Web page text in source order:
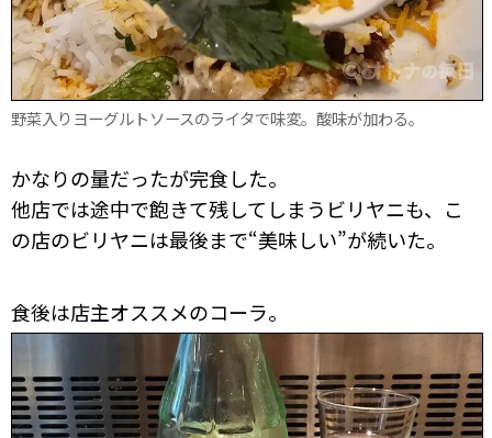
野菜入りヨーグルトソースのライタで味変。酸味が加わる。
かなりの量だったが完食した。
他店では途中で飽きて残してしまうビリヤニも、こ
の店のビリヤニは最後まで“美味しい”が続いた。
食後は店主オススメのコーラ。